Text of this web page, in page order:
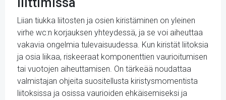
Liian tiukka liitosten ja osien kiristäminen on yleinen
virhe wc:n korjauksen yhteydessä, ja se voi aiheuttaa
vakavia ongelmia tulevaisuudessa. Kun kiristät liitoksia
ja osia liikaa, riskeeraat komponenttien vaurioitumisen
tai vuotojen aiheuttamisen. On tärkeää noudattaa
valmistajan ohjeita suositellusta kiristysmomentista
liitoksissa ja osissa vaurioiden ehkäisemiseksi ja